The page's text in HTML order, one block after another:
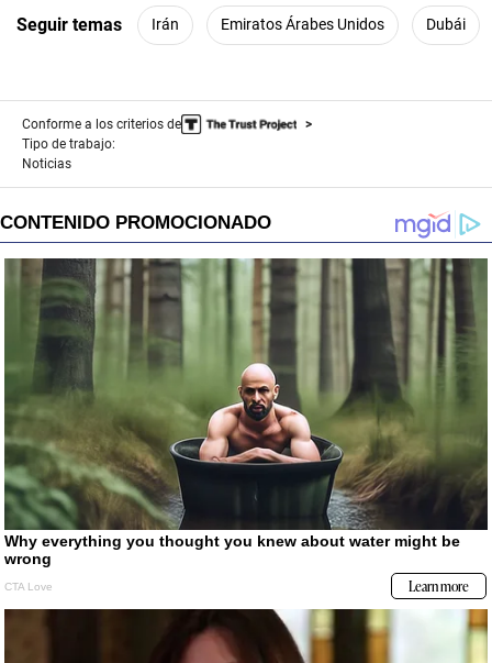
Seguir temas Irán Emiratos Árabes Unidos Dubái
Conforme a los criterios de
Tipo de trabajo:
Noticias